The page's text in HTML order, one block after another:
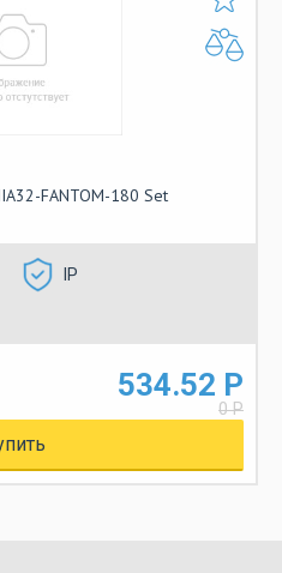
FANTOM-180 Set
IP
534.52 Р
0 Р